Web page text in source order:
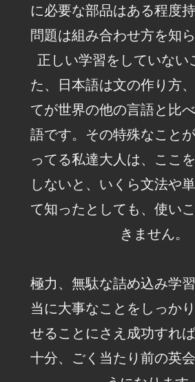
に必要な部品はある程度
問題は組み合わせ方を知
正しい学習をしていない
た、日本語は文の作り方
てが世界の他の言語と比
語です。その特殊なこと
ってる私達大人は、ここ
しないと、いくら文法や
て知ったとしても、使い
きません。
極力、無駄な詰め込み学
当に大事なことをしっか
せることにさえ成功すれ
十分、ごく当たり前の英